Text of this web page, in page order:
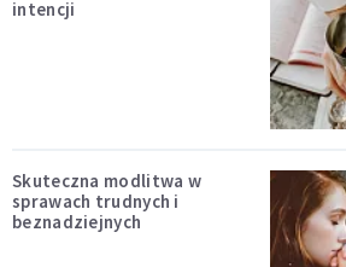
intencji
Skuteczna modlitwa w
sprawach trudnych i
beznadziejnych